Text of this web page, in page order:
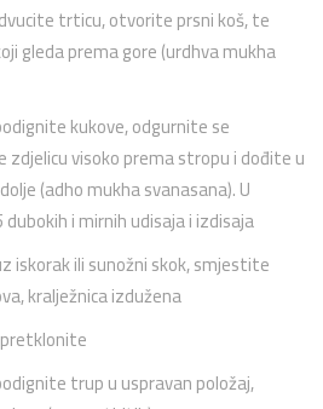
trticu, otvorite prsni koš, te
gleda prema gore (urdhva mukha
kukove, odgurnite se
visoko prema stropu i dođite u
(adho mukha svanasana). U
i mirnih udisaja i izdisaja
iskorak ili sunožni skok, smjestite
kralježnica izdužena
pretklonite
trup u uspravan položaj,